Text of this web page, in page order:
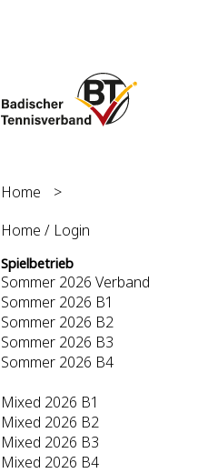
Home
>
Home / Login
Spielbetrieb
Sommer 2026 Verband
Sommer 2026 B1
Sommer 2026 B2
Sommer 2026 B3
Sommer 2026 B4
Mixed 2026 B1
Mixed 2026 B2
Mixed 2026 B3
Mixed 2026 B4